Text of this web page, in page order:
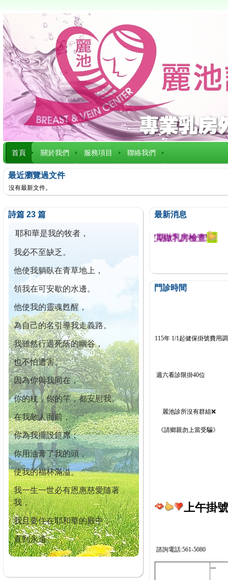
首頁 關於我們 服務項目 聯絡我們
最近瀏覽過文件
沒有最新文件。
詩篇 23 篇
耶和華是我的牧者，
我必不至缺乏。
他使我躺臥在青草地上，
領我在可安歇的水邊。
他使我的靈魂甦醒，
為自己的名引導我走義路。
我雖然行過死蔭的幽谷，
也不怕遭害。
因為你與我同在，
你的杖，你的竿，都安慰我。
在我敵人面前，
你為我擺設筵席；
你用油膏了我的頭，
使我的福杯滿溢。
我一生一世必有恩惠慈愛隨著
我，
我且要住在耶和華的殿中，
直到永遠。
最新消息
今已篩檢出1700位乳癌患者,提醒您定期做乳房檢查!
門診時間
115年 1/1起健保掛號費用
週六看診限掛40位
麗池診所沒有群組❌
《請鄉親勿上當受騙》
上午掛
諮詢電話:561-5080
一